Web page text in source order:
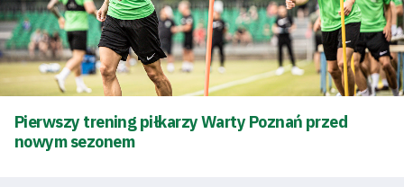
Klub
Tabela
terminarz
Pierwszy trening piłkarzy Warty Poznań przed
nowym sezonem